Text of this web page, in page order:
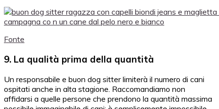
Fonte
9. La qualità prima della quantità
Un responsabile e buon dog sitter limiterà il numero di cani
ospitati anche in alta stagione. Raccomandiamo non
affidarsi a quelle persone che prendono la quantità massima